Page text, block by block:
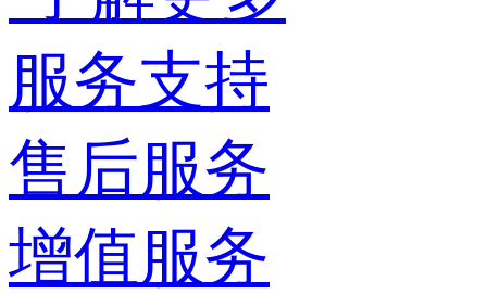
服务支持
售后服务
增值服务